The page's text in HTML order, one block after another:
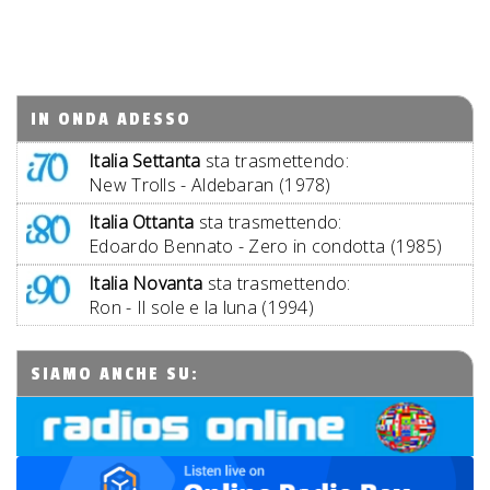
IN ONDA ADESSO
Italia Settanta sta trasmettendo:
New Trolls - Aldebaran (1978)
Italia Ottanta sta trasmettendo:
Edoardo Bennato - Zero in condotta (1985)
Italia Novanta sta trasmettendo:
Ron - Il sole e la luna (1994)
SIAMO ANCHE SU: